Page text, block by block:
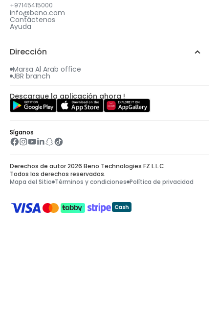
+97145415000
info@beno.com
Contáctenos
Ayuda
Dirección
Marsa Al Arab office
JBR branch
Descargue la aplicación ahora !
Síganos
Derechos de autor 2026 Beno Technologies FZ L.L.C.
Todos los derechos reservados.
Mapa del Sitio Términos y condiciones Política de privacidad